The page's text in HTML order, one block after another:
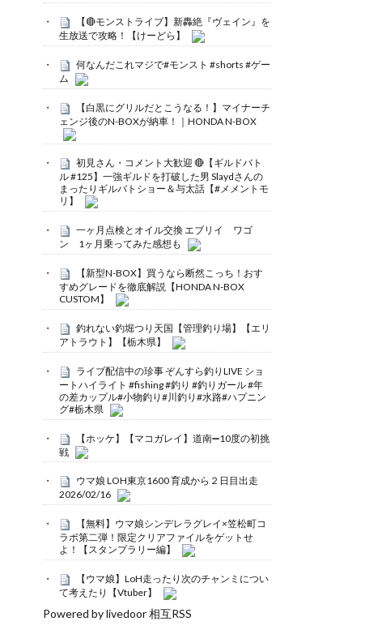
【🔴モンストライブ】新轟絶『ヴェイン』を
生放送で攻略！【けーどら】
何なんだこれマジで#モンスト #shorts #ゲー
ム
【白黒にグリルだとこうなる！】マイナーチ
ェンジ後のN-BOXが納車！｜HONDA N-BOX
初見さん・コメント大歓迎 🔴【ギルドバト
ル #125】一強ギルドを打破した男 Slaydさんの
まったりギルバトショー＆与太話【#メメントモ
リ】
一ヶ月点検とオイル交換 エブリイ ワゴ
ン 1ヶ月乗ってみた感想も
【新型N-BOX】買うなら断然こっち！おす
すめグレードを徹底解説【HONDA N-BOX
CUSTOM】
釣れない釣堀つり天国【管理釣り場】【エリ
アトラウト】【栃木県】
ライブ配信中の珍事 ぞんすら釣りLIVE ショ
ートハイライト #fishing #釣り #釣りガール #年
の差カップル#小物釣り#川釣り#水路#ハプニン
グ#栃木県
【ホッケ】【マコガレイ】道南➖10度の初挑
戦
ウマ娘 LOH東京1600 育成から２日目出走
2026/02/16
【無料】ウマ娘シンデレラグレイ×笠松町コ
ラボ第二弾！限定クリアファイルをゲットせ
よ！【スタンプラリー編】
【ウマ娘】LoH走ったり次のチャンミについ
て考えたり【Vtuber】
Powered by livedoor 相互RSS